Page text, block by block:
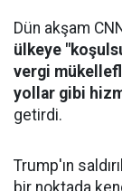
Dün akşam
ülkeye
vergi
yollar gibi
getirdi.
Trump'ın
bir noktada